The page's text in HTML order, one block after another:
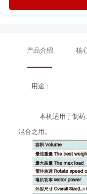
产品介绍 核
用途：
本机适用于制药
混合之用。